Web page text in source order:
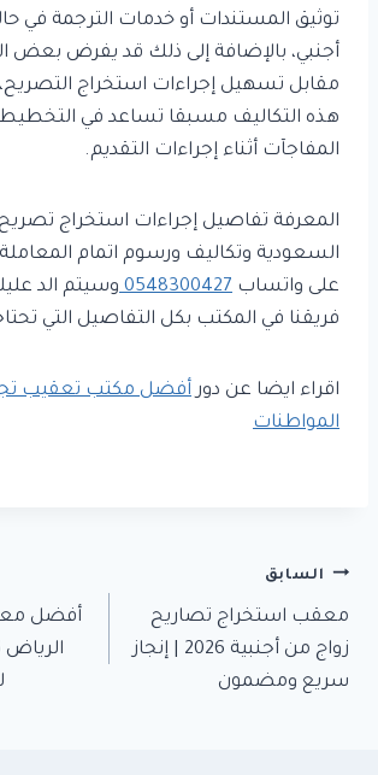
توثيق المستندات أو خدمات الترجمة في
أجنبي، بالإضافة إلى ذلك قد يفرض بعض
مقابل تسهيل إجراءات استخراج
هذه التكاليف مسبقا تساعد في التخطيط
المفاجآت أثناء إجراءات التقديم.
المعرفة تفاصيل إجراءات استخراج
السعودية وتكاليف ورسوم اتمام
على واتساب 0548300427 وسيتم الد
فريقنا في المكتب بكل التفاصيل التي
اقراء ايضا عن دورأفضل مكتب تعقيب
المواطنات
تصفّح
المقالات
السابق
معقب استخراج تصاريح
زواج من أجنبية 2026 | إنجاز
سريع ومضمون
أفضل